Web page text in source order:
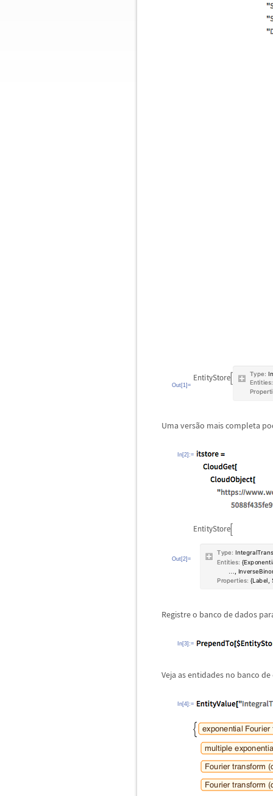
Out[1]=
Uma versão mais completa
In[2]:=
Out[2]=
Registre o banco de dados
In[3]:=
Veja as entidades no banco de
In[4]:=